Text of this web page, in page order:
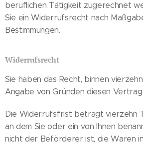
beruflichen Tätigkeit zugerechnet
Sie ein Widerrufsrecht nach
Bestimmungen.
Widerrufsrecht
Sie haben das Recht, binnen
Angabe von Gründen diesen
Die Widerrufsfrist beträgt vierzehn
an dem Sie oder ein von Ihnen
nicht der Beförderer ist, die Waren